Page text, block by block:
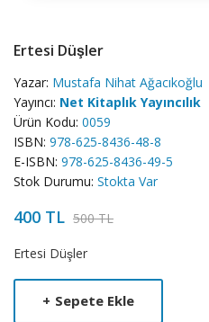
Ertesi Düşler
Yazar: Mustafa Nihat Ağacıkoğlu
Yayıncı: Net Kitaplık Yayıncılık
Ürün Kodu: 0059
ISBN: 978-625-8436-48-8
E-ISBN: 978-625-8436-49-5
Stok Durumu: Stokta Var
400 TL 500 TL
Product
Summery
Ertesi Düşler
+ Sepete Ekle